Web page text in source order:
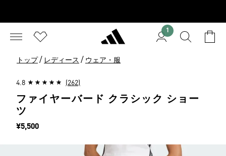
1
トップ / レディース / ウェア・服
4.8 (262)
ファイヤーバード クラシック ショー
ツ
価格
¥5,500